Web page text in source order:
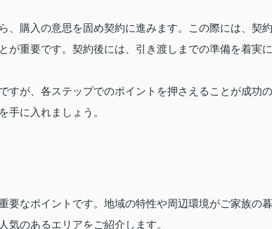
、購入の意思を固め契約に進みます。この際には、契約
が重要です。契約後には、引き渡しまでの準備を着実に
すが、各ステップでのポイントを押さえることが成功の
手に入れましょう。
要なポイントです。地域の特性や周辺環境がご家族の暮
気のあるエリアをご紹介します。